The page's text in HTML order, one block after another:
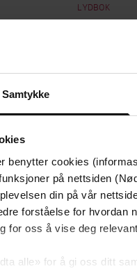
Samtykke
benytter cookies
på nettsiden
din på vår
forståelse for hvordan
for oss å vise deg
alle» for å gi oss ditt
LYDBOK